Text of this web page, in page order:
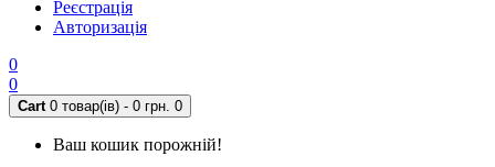
Реєстрація
Авторизація
0
0
Cart 0 товар(ів) - 0 грн. 0
Ваш кошик порожній!